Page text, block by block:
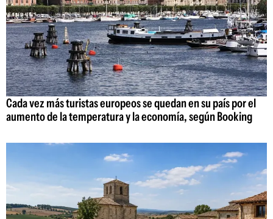
Cada vez más turistas europeos se quedan en su país por el
aumento de la temperatura y la economía, según Booking